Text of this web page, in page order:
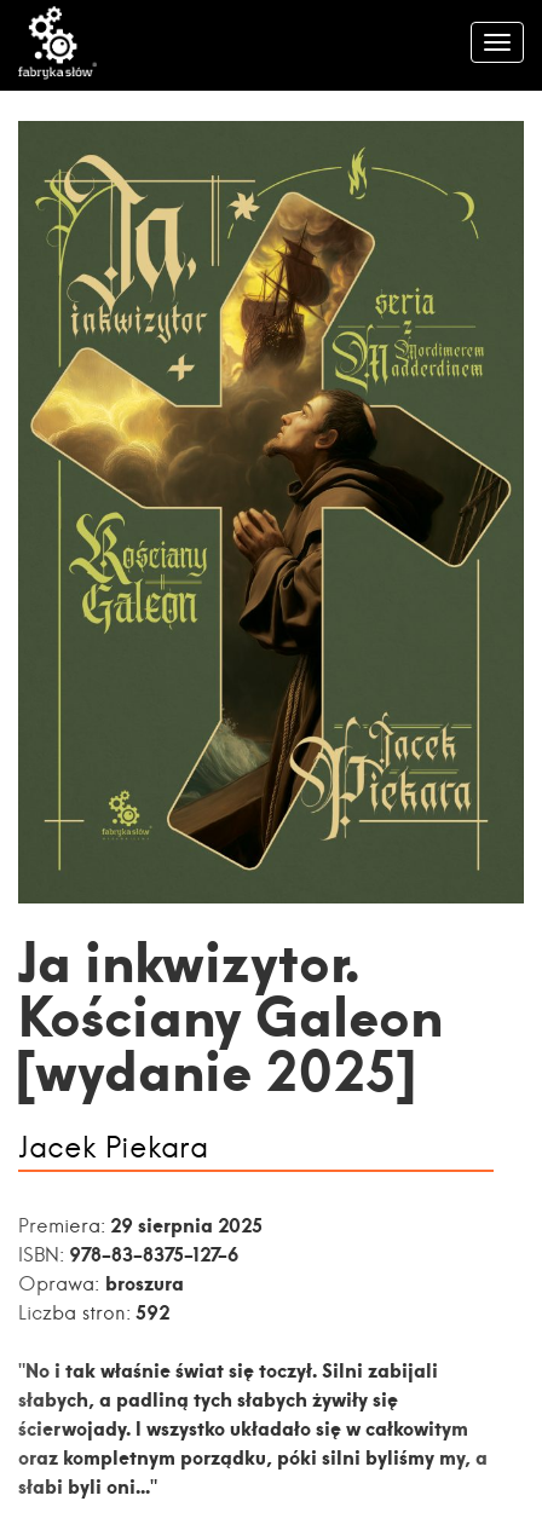
Ja inkwizytor.
Kościany Galeon
[wydanie 2025]
Jacek Piekara
Premiera: 29 sierpnia 2025
ISBN: 978-83-8375-127-6
Oprawa: broszura
Liczba stron: 592
"No i tak właśnie świat się toczył. Silni zabijali
słabych, a padliną tych słabych żywiły się
ścierwojady. I wszystko układało się w całkowitym
oraz kompletnym porządku, póki silni byliśmy my, a
słabi byli oni..."